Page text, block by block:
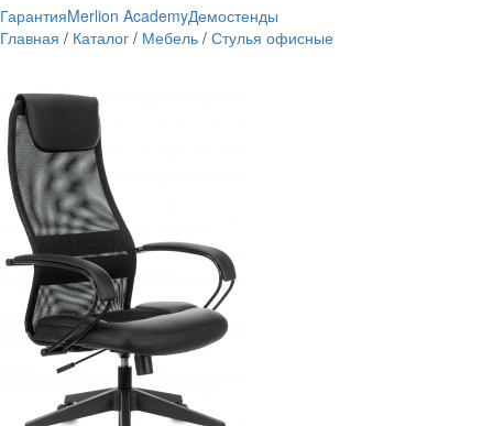
ГарантияMerlion AcademyДемостенды
Главная / Каталог / Мебель / Стулья офисные